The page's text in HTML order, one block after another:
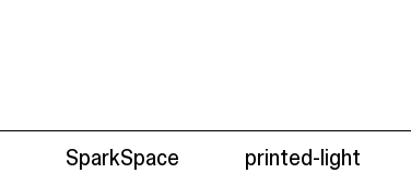
SparkSpace printed-light